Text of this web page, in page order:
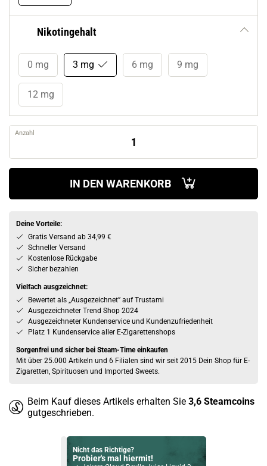
Nikotingehalt
0 mg 3 mg 6 mg 9 mg
12 mg
Anzahl
IN DEN WARENKORB
Deine Vorteile:
Gratis Versand ab 34,99 €
Schneller Versand
Kostenlose Rückgabe
Sicher bezahlen
Vielfach ausgzeichnet:
Bewertet als „Ausgezeichnet” auf Trustami
Ausgezeichneter Trend Shop 2024
Ausgezeichneter Kundenservice und Kundenzufriedenheit
Platz 1 Kundenservice aller E-Zigarettenshops
Sorgenfrei und sicher bei Steam-Time einkaufen
Mit über 25.000 Artikeln und 6 Filialen sind wir seit 2015 Dein Shop für E-
Zigaretten, Spirituosen und Imported Sweets.
Beim Kauf dieses Artikels erhalten Sie 3,6 Steamcoins
gutgeschrieben.
Nicht das Richtige?
Probier's mal hiermit!